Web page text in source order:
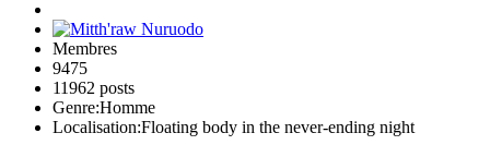
Membres
9475
11962 posts
Genre:Homme
Localisation:Floating body in the never-ending night